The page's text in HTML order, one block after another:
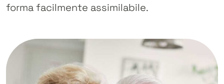
forma facilmente assimilabile.